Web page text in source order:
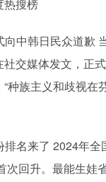
热搜榜
向中韩日民众道歉
交媒体发文，正
种族主义和歧视在
名来了 2024年全
次回升。最能生娃